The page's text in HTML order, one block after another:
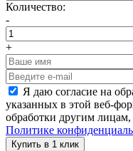
Количество:
-
+
Я даю согласие на
указанных в этой веб-
обработки другим
Политике
Купить в 1 клик